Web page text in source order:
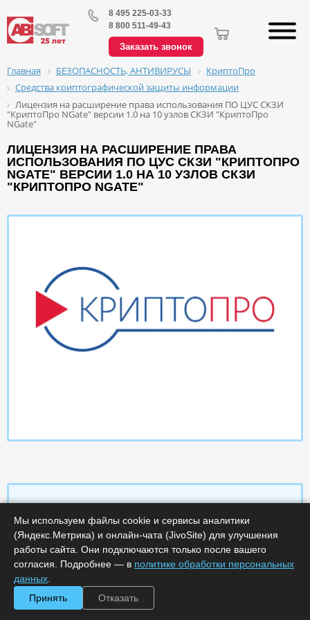
8 495 225-03-33
8 800 511-49-43
Заказать звонок
Главная БЕЗОПАСНОСТЬ, АНТИВИРУСЫ
КриптоПро
Средства криптографической защиты информации
Лицензия на расширение права использования ПО ЦУС СКЗИ
"КриптоПро NGate" версии 1.0 на 10 узлов СКЗИ "КриптоПро
NGate"
ЛИЦЕНЗИЯ НА РАСШИРЕНИЕ ПРАВА
ИСПОЛЬЗОВАНИЯ ПО ЦУС СКЗИ "КРИПТОПРО
NGATE" ВЕРСИИ 1.0 НА 10 УЗЛОВ СКЗИ
"КРИПТОПРО NGATE"
Характеристики
Срок поставки, дней :14
Код :
0000-369573
Артикул :2463
Мы используем файлы cookie и сервисы аналитики
(Яндекс.Метрика) и онлайн-чата (JivoSite) для улучшения
работы сайта. Они подключаются только после вашего
согласия. Подробнее — в политике обработки персональных
данных
Принять
Отказать